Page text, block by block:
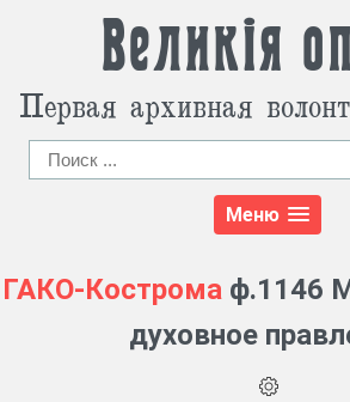
Великія
Первая архивная
Меню
ГАКО-Кострома ф.1146
духовное